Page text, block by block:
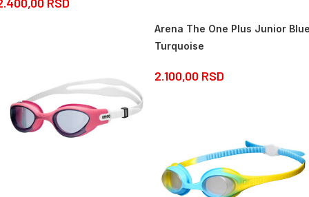
Arena The One Plus Junior
Turquoise
2.100,00 RSD